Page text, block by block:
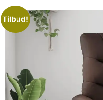
Tilbud!